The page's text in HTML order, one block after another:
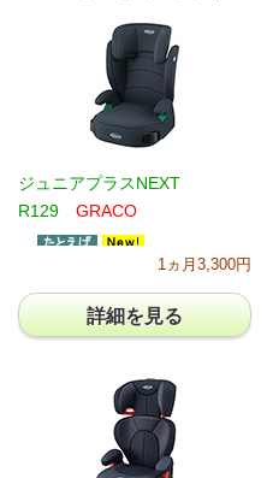
ジュニアプラスNEXT
R129 GRACO
1ヵ月3,300円
詳細を見る